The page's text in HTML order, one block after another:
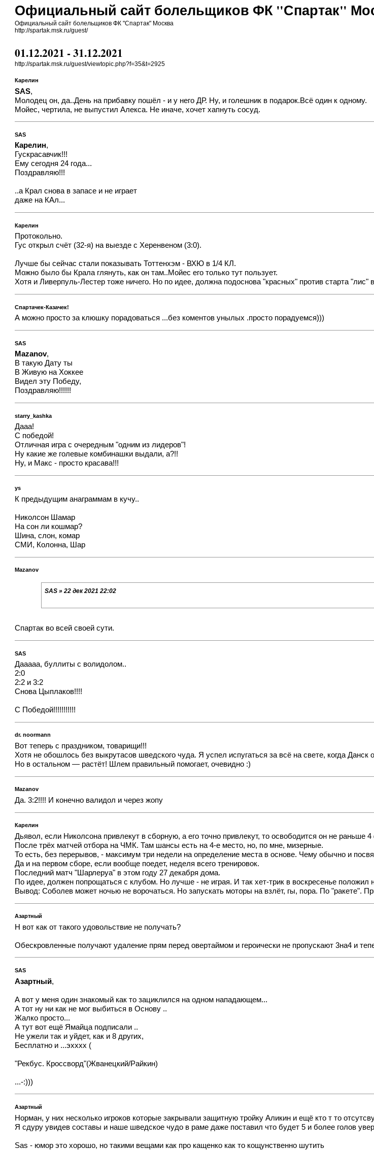
Официальный сайт болельщиков ФК "Спартак"
Официальный сайт болельщиков ФК "Спартак" Москва
http://spartak.msk.ru/guest/
01.12.2021 - 31.12.2021
http://spartak.msk.ru/guest/viewtopic.php?f=35&t=2925
Карелин
SAS,
Молодец он, да..День на прибавку пошёл - и у него ДР. Ну, и голешник в подарок.Всё один к одному.
Мойес, чертила, не выпустил Алекса. Не иначе, хочет хапнуть сосуд.
SAS
Карелин,
Гускрасавчик!!!
Ему сегодня 24 года...
Поздравляю!!!
..а Крал снова в запасе и не играет
даже на КАл...
Карелин
Протокольно.
Гус открыл счёт (32-я) на выезде с Херенвеном (3:0).
Лучше бы сейчас стали показывать Тоттенхэм - ВХЮ в 1/4 КЛ.
Можно было бы Крала глянуть, как он там..Мойес его только тут пользует.
Хотя и Ливерпуль-Лестер тоже ничего. Но по идее, должна подоснова "красных" против старта
Спартачек-Казачек!
А можно просто за клюшку порадоваться ...без коментов унылых .просто порадуемся)))
SAS
Mazanov,
В такую Дату ты
В Живую на Хоккее
Видел эту Победу,
Поздравляю!!!!!!
starry_kashka
Дааа!
С победой!
Отличная игра с очередным "одним из лидеров"!
Ну какие же голевые комбинашки выдали, а?!!
Ну, и Макс - просто красава!!!
ys
К предыдущим анаграммам в кучу..
Николсон Шамар
На сон ли кошмар?
Шина, слон, комар
СМИ, Колонна, Шар
Mazanov
SAS » 22 дек 2021 22:02
Спартак во всей своей сути.
SAS
Дааааа, буллиты с волидолом..
2:0
2:2 и 3:2
Снова Цыплаков!!!!
С Победой!!!!!!!!!!!
dr. noormann
Вот теперь с праздником, товарищи!!!
Хотя не обошлось без выкрутасов шведского чуда. Я успел испугаться за всё на свете, когда
Но в остальном — растёт! Шлем правильный помогает, очевидно :)
Mazanov
Да. 3:2!!!! И конечно валидол и через жопу
Карелин
Дьявол, если Николсона привлекут в сборную, а его точно привлекут, то освободится он не раньше
После трёх матчей отбора на ЧМК. Там шансы есть на 4-е место, но, по мне, мизерные.
То есть, без перерывов, - максимум три недели на определение места в основе. Чему обычно и
Да и на первом сборе, если вообще поедет, неделя всего тренировок.
Последний матч "Шарлеруа" в этом году 27 декабря дома.
По идее, должен попрощаться с клубом. Но лучше - не играя. И так хет-трик в воскресенье положил
Вывод: Соболев может ночью не ворочаться. Но запускать моторы на взлёт, гы, пора. По "ракете".
Азартный
Н вот как от такого удовольствие не получать?
Обескровленные получают удаление прям перед овертаймом и героически не пропускают 3на4 и
SAS
Азартный,
А вот у меня один знакомый как то зациклился на одном нападающем...
А тот ну ни как не мог выбиться в Основу ..
Жалко просто...
А тут вот ещё Ямайца подписали ..
Не ужели так и уйдет, как и 8 других,
Бесплатно и ...эхххх (
"Рекбус. Кроссворд"(Жванецкий/Райкин)
...-:)))
Азартный
Норман, у них несколько игроков которые закрывали защитную тройку Аликин и ещё кто т то
Я сдуру увидев составы и наше шведское чудо в раме даже поставил что будет 5 и более голов
Sas - юмор это хорошо, но такими вещами как про кащенко как то кощунственно шутить